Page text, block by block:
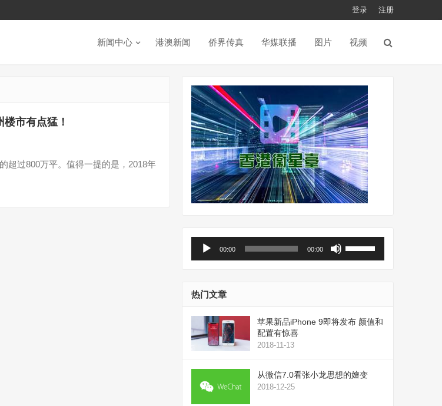
登录 注册
新闻中心 港澳新闻 侨界传真 华媒联播 图片 视频
市有点猛！
超过800万平。值得一提的是，2018年
器
00:00 00:00
头
键
或
热门文章
苹果新品iPhone 9即将发布 颜值和
配置有惊喜
2018-11-13
从微信7.0看张小龙思想的嬗变
2018-12-25